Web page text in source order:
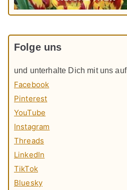
Folge uns
und unterhalte Dich mit uns auf
Facebook
Pinterest
YouTube
Instagram
Threads
LinkedIn
TikTok
Bluesky